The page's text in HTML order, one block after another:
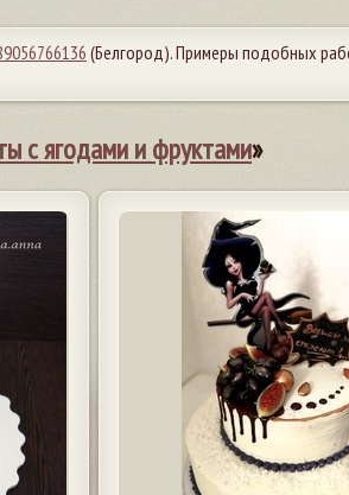
(Белгород). Примеры подобных
с ягодами и фруктами»